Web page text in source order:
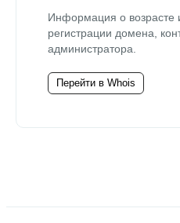
Информация о возрасте
регистрации домена,
администратора.
Перейти в Whois